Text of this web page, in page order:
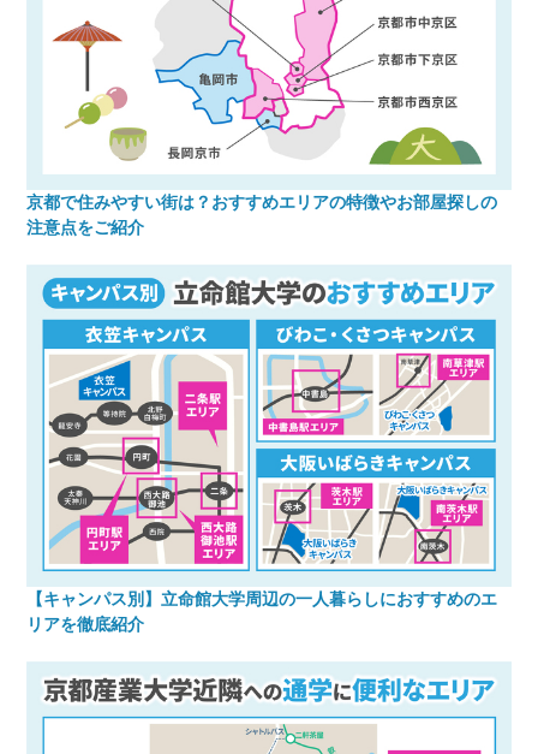
京都で住みやすい街は？おすすめエリアの特徴やお部屋探しの
注意点をご紹介
【キャンパス別】立命館大学周辺の一人暮らしにおすすめのエ
リアを徹底紹介